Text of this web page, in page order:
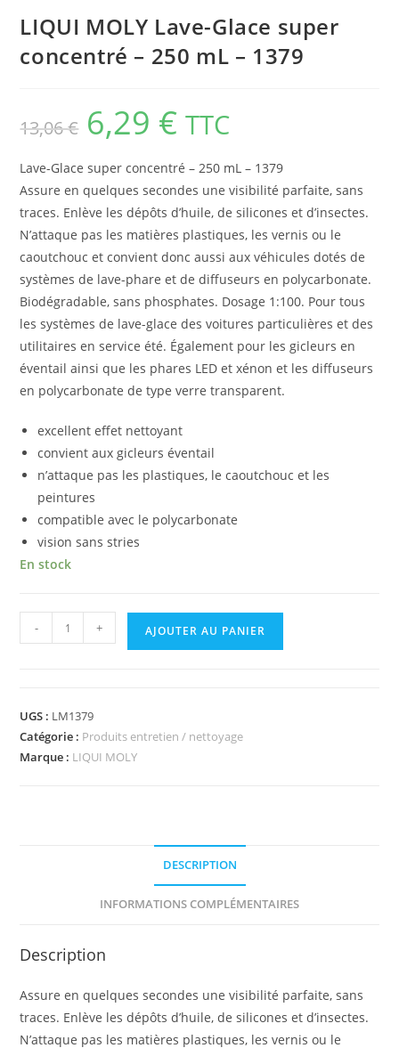
LIQUI MOLY Lave-Glace super
concentré – 250 mL – 1379
13,06€ 6,29 € TTC
Lave-Glace super concentré – 250 mL – 1379
Assure en quelques secondes une visibilité parfaite, sans
traces. Enlève les dépôts d’huile, de silicones et d’insectes.
N’attaque pas les matières plastiques, les vernis ou le
caoutchouc et convient donc aussi aux véhicules dotés de
systèmes de lave-phare et de diffuseurs en polycarbonate.
Biodégradable, sans phosphates. Dosage 1:100. Pour tous
les systèmes de lave-glace des voitures particulières et des
utilitaires en service été. Également pour les gicleurs en
éventail ainsi que les phares LED et xénon et les diffuseurs
en polycarbonate de type verre transparent.
excellent effet nettoyant
convient aux gicleurs éventail
n’attaque pas les plastiques, le caoutchouc et les
peintures
compatible avec le polycarbonate
vision sans stries
En stock
- + AJOUTER AU PANIER
UGS : LM1379
Catégorie : Produits entretien / nettoyage
Marque : LIQUI MOLY
DESCRIPTION
INFORMATIONS COMPLÉMENTAIRES
Description
Assure en quelques secondes une visibilité parfaite, sans
traces. Enlève les dépôts d’huile, de silicones et d’insectes.
N’attaque pas les matières plastiques, les vernis ou le